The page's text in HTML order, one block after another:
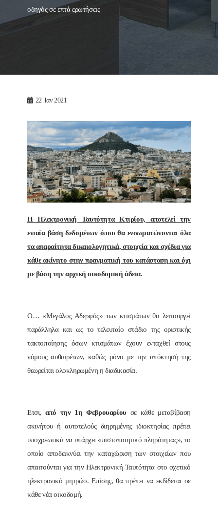
οδηγός σε επτά ερωτήσεις
22 Ιαν 2021
Η Ηλεκτρονική Ταυτότητα Κτιρίου, αποτελεί την
ενιαία βάση δεδομένων όπου θα ενσωματώνονται όλα
τα απαραίτητα δικαιολογητικά, στοιχεία και σχέδια για
κάθε ακίνητο στην πραγματική του κατάσταση και όχι
με βάση την αρχική οικοδομική άδεια.
Ο… «Μεγάλος Αδερφός» των κτισμάτων θα λειτουργεί
παράλληλα και ως το τελευταίο στάδιο της οριστικής
τακτοποίησης όσων κτισμάτων έχουν ενταχθεί στους
νόμους αυθαιρέτων, καθώς μόνο με την απόκτησή της
θεωρείται ολοκληρωμένη η διαδικασία.
Ετσι, από την 1η Φεβρουαρίουσε κάθε μεταβίβαση
ακινήτου ή αυτοτελούς διηρημένης ιδιοκτησίας πρέπει
υποχρεωτικά να υπάρχει «πιστοποιητικό πληρότητας», το
οποίο αποδεικνύει την καταχώριση των στοιχείων που
απαιτούνται για την Ηλεκτρονική Ταυτότητα στο σχετικό
ηλεκτρονικό μητρώο. Επίσης, θα πρέπει να εκδίδεται σε
κάθε νέα οικοδομή.